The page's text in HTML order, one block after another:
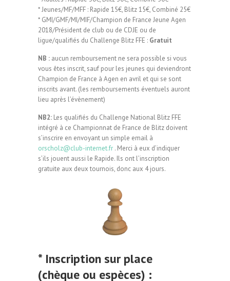
* Jeunes/MF/MFF : Rapide 15€, Blitz 15€, Combiné 25€
* GMI/GMF/MI/MIF/Champion de France Jeune Agen
2018/Président de club ou de CDJE ou de
ligue/qualifiés du Challenge Blitz FFE : Gratuit
NB : aucun remboursement ne sera possible si vous
vous êtes inscrit, sauf pour les jeunes qui deviendront
Champion de France à Agen en avril et qui se sont
inscrits avant. (les remboursements éventuels auront
lieu après l’évènement)
NB2: Les qualifiés du Challenge National Blitz FFE
intégré à ce Championnat de France de Blitz doivent
s’inscrire en envoyant un simple email à
orscholz@club-internet.fr . Merci à eux d’indiquer
s’ils jouent aussi le Rapide. Ils ont l’inscription
gratuite aux deux tournois, donc aux 4 jours.
* Inscription sur place
(chèque ou espèces) :